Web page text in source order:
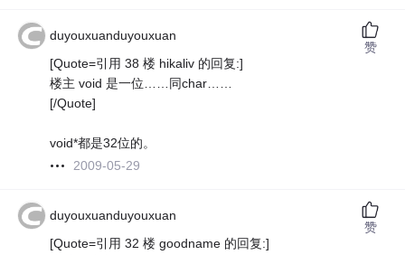
duyouxuanduyouxuan
[Quote=引用 38 楼 hikaliv 的回复:]
楼主 void 是一位……同char……
[/Quote]
void*都是32位的。
2009-05-29
赞
duyouxuanduyouxuan
[Quote=引用 32 楼 goodname 的回复:]
赞